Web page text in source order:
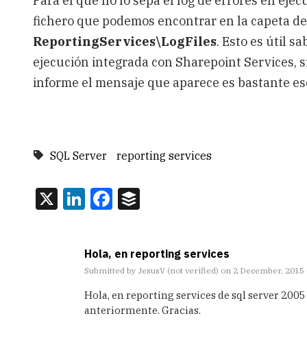
fichero que podemos encontrar en la capeta
ReportingServices\LogFiles. Esto es útil
ejecución integrada con Sharepoint Services,
informe el mensaje que aparece es bastante
SQL Server reporting services
X LinkedIn
Facebook
Hola, en reporting services
Submitted by JesusV (not verified) on 2 December, 2015
Hola, en reporting services de sql server
anteriormente. Gracias.